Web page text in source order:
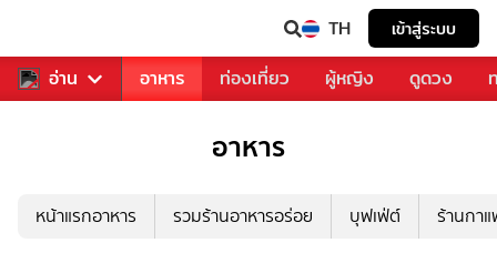
TH เข้าสู่ระบบ
อ่าน
รวงการเพลง อาหาร ท่องเที่ยว ผู้หญิง ดูดวง
อาหาร
หน้าแรกอาหาร รวมร้านอาหารอร่อย บุฟเฟ่ต์ ร้านกา